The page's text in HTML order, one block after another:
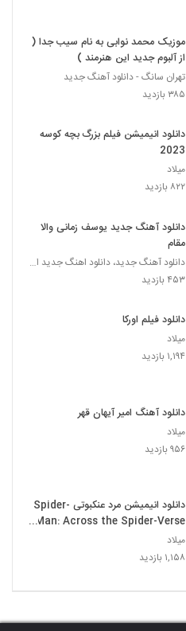
موزیک محمد نوابی به نام سیب جدا (
از آلبوم جدید این هنرمند )
تهران سانگ - دانلود آهنگ جدید
۳۸۵ بازدید
دانلود انیمیشن فیلم بزرگ بچه‌ کوسه
2023
میلاد
۸۲۲ بازدید
دانلود آهنگ جدید یوسف زمانی والا
مقام
دانلود آهنگ جدید، دانلود اهنگ جدید ایرانی
۴۵۳ بازدید
دانلود فیلم اورکا
میلاد
۱,۱۹۴ بازدید
دانلود آهنگ امیر آیهان قهر
میلاد
۹۵۶ بازدید
دانلود انیمیشن مرد عنکبوتی Spider-
Man: Across the Spider-Verse
2023
میلاد
۱,۱۵۸ بازدید